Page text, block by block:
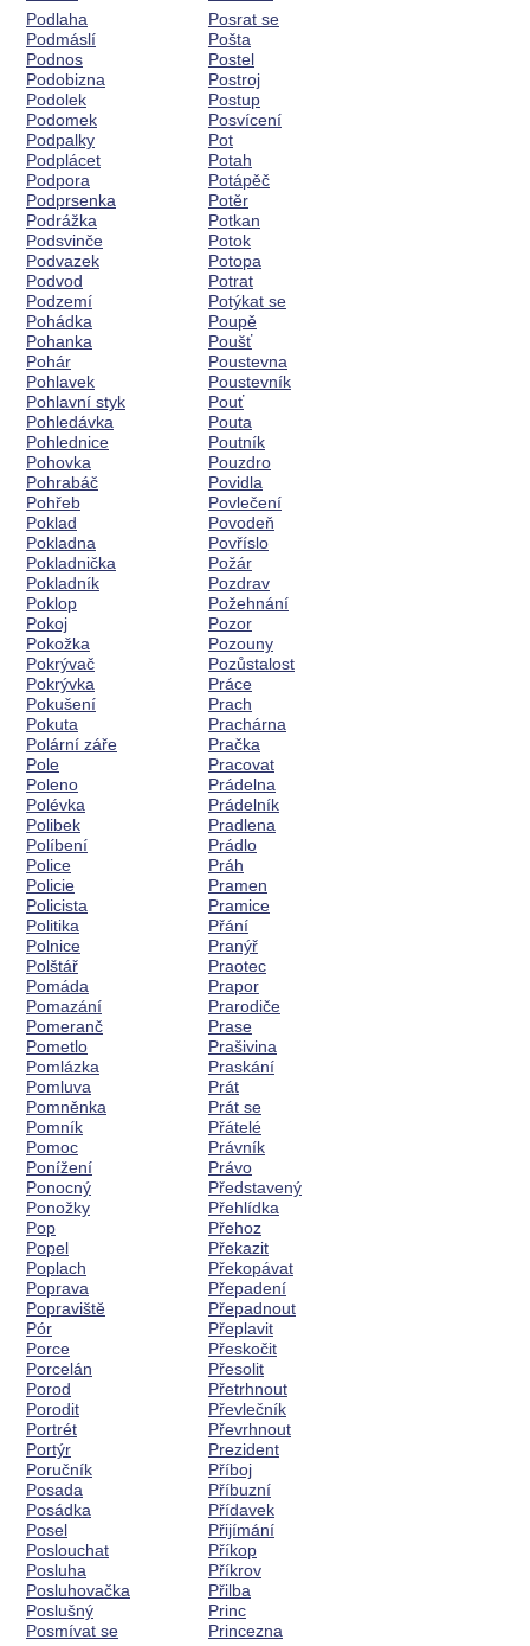
Podlaha
Podmáslí
Podnos
Podobizna
Podolek
Podomek
Podpalky
Podplácet
Podpora
Podprsenka
Podrážka
Podsvinče
Podvazek
Podvod
Podzemí
Pohádka
Pohanka
Pohár
Pohlavek
Pohlavní styk
Pohledávka
Pohlednice
Pohovka
Pohrabáč
Pohřeb
Poklad
Pokladna
Pokladnička
Pokladník
Poklop
Pokoj
Pokožka
Pokrývač
Pokrývka
Pokušení
Pokuta
Polární záře
Pole
Poleno
Polévka
Polibek
Políbení
Police
Policie
Policista
Politika
Polnice
Polštář
Pomáda
Pomazání
Pomeranč
Pometlo
Pomlázka
Pomluva
Pomněnka
Pomník
Pomoc
Ponížení
Ponocný
Ponožky
Pop
Popel
Poplach
Poprava
Popraviště
Pór
Porce
Porcelán
Porod
Porodit
Portrét
Portýr
Poručník
Posada
Posádka
Posel
Poslouchat
Posluha
Posluhovačka
Poslušný
Posmívat se
Posrat se
Pošta
Postel
Postroj
Postup
Posvícení
Pot
Potah
Potápěč
Potěr
Potkan
Potok
Potopa
Potrat
Potýkat se
Poupě
Poušť
Poustevna
Poustevník
Pouť
Pouta
Poutník
Pouzdro
Povidla
Povlečení
Povodeň
Povříslo
Požár
Pozdrav
Požehnání
Pozor
Pozouny
Pozůstalost
Práce
Prach
Prachárna
Pračka
Pracovat
Prádelna
Prádelník
Pradlena
Prádlo
Práh
Pramen
Pramice
Přání
Pranýř
Praotec
Prapor
Prarodiče
Prase
Prašivina
Praskání
Prát
Prát se
Přátelé
Právník
Právo
Představený
Přehlídka
Přehoz
Překazit
Překopávat
Přepadení
Přepadnout
Přeplavit
Přeskočit
Přesolit
Přetrhnout
Převlečník
Převrhnout
Prezident
Příboj
Příbuzní
Přídavek
Přijímání
Příkop
Příkrov
Přilba
Princ
Princezna